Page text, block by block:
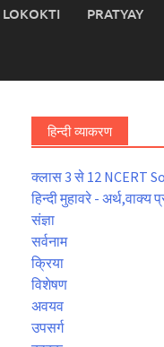
LOKOKTI PRATYAY
हिन्दी व्याकरण
क्लास 3 से 12 NCERT
हिन्दी मुहावरे - अर्थ,वाक्य
संज्ञा
सर्वनाम
क्रिया
विशेषण
अवयव
उपसर्ग